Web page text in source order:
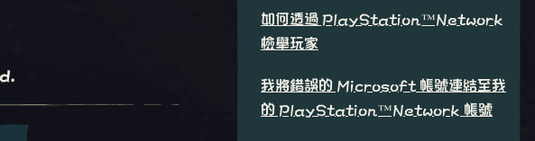
如何透過 PlayStation™Network
檢舉玩家
我將錯誤的 Microsoft 帳號連結至我
的 PlayStation™Network 帳號